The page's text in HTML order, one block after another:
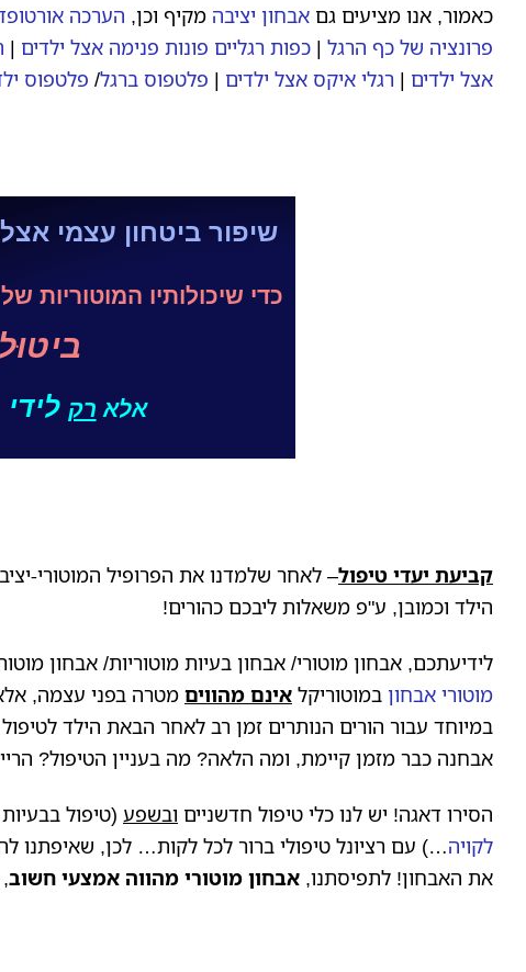
כאמור, אנו מציעים גם אבחון יציבה מקיף וכן, הערכה
פרונציה של כף הרגל | כפות רגליים פונות פנימה אצל ילדים |
אצל ילדים | רגלי איקס אצל ילדים | פלטפוס ברגל/ פלטפוס
שיפור ביטחון עצמי
כדי שיכולותיו המוטוריות
ביטוּל
אלא רק לידי
קביעת יעדי טיפול– לאחר שלמדנו את הפרופיל המוטורי-
הילד וכמובן, ע"פ משאלות ליבכם כהורים!
לידיעתכם, אבחון מוטורי/ אבחון בעיות מוטוריות/ אבחון
מוטורי אבחון במוטוריקל אינם מהווים מטרה בפני עצמה,
במיוחד עבור הורים הנותרים זמן רב לאחר הבאת הילד
אבחנה כבר מזמן קיימת, ומה הלאה? מה בעניין הטיפול?
הסירו דאגה! יש לנו כלי טיפול חדשניים ובשפע (טיפול בבעיות
לקויה…) עם רציונל טיפולי ברור לכל לקות… לכן, שאיפתנו
את האבחון! לתפיסתנו, אבחון מוטורי מהווה אמצעי חשוב,